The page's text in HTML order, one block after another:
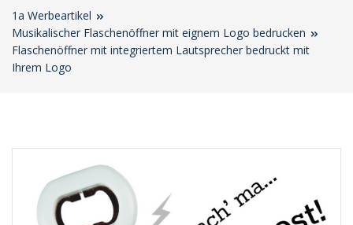
1a Werbeartikel
Musikalischer Flaschenöffner mit eignem Logo bedrucken
Flaschenöffner mit integriertem Lautsprecher bedruckt mit
Ihrem Logo